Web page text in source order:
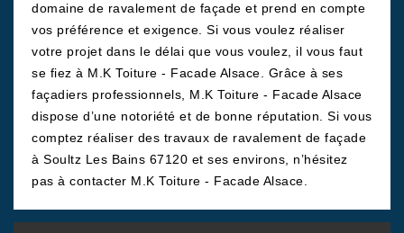
domaine de ravalement de façade et prend en compte
vos préférence et exigence. Si vous voulez réaliser
votre projet dans le délai que vous voulez, il vous faut
se fiez à M.K Toiture - Facade Alsace. Grâce à ses
façadiers professionnels, M.K Toiture - Facade Alsace
dispose d’une notoriété et de bonne réputation. Si vous
comptez réaliser des travaux de ravalement de façade
à Soultz Les Bains 67120 et ses environs, n’hésitez
pas à contacter M.K Toiture - Facade Alsace.